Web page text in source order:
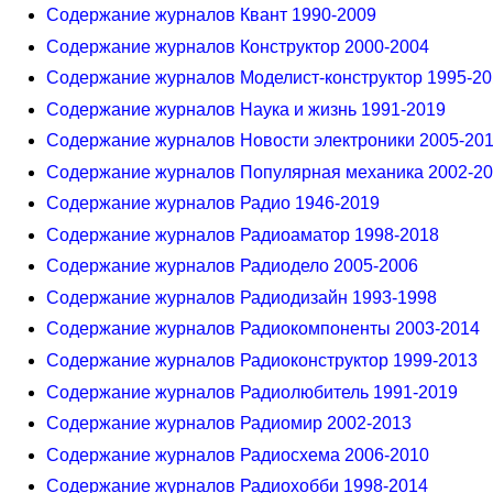
Содержание журналов Квант 1990-2009
Содержание журналов Конструктор 2000-2004
Содержание журналов Моделист-конструктор 1995-
Содержание журналов Наука и жизнь 1991-2019
Содержание журналов Новости электроники 2005-
Содержание журналов Популярная механика 2002-
Содержание журналов Радио 1946-2019
Содержание журналов Радиоаматор 1998-2018
Содержание журналов Радиодело 2005-2006
Содержание журналов Радиодизайн 1993-1998
Содержание журналов Радиокомпоненты 2003-2014
Содержание журналов Радиоконструктор 1999-2013
Содержание журналов Радиолюбитель 1991-2019
Содержание журналов Радиомир 2002-2013
Содержание журналов Радиосхема 2006-2010
Содержание журналов Радиохобби 1998-2014